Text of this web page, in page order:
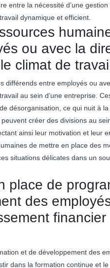
entre la nécessité d’une
dynamique et efficient.
ou avec la
climat de
différends entre employés ou
au sein d’une entreprise.
désorganisation, ce qui nuit à
créer des divisions au
ainsi leur motivation et leur
de mettre en place des
situations délicates dans un
place de
des
financier
et de développement des
dans la formation continue et le